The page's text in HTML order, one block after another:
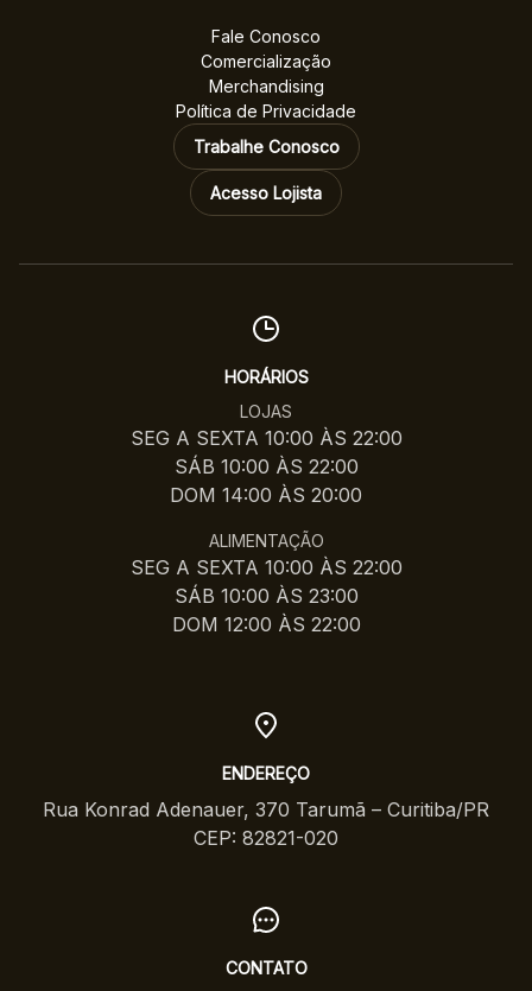
Fale Conosco
Comercialização
Merchandising
Política de Privacidade
Trabalhe Conosco
Acesso Lojista
HORÁRIOS
LOJAS
SEG A SEXTA 10:00 ÀS 22:00
SÁB 10:00 ÀS 22:00
DOM 14:00 ÀS 20:00
ALIMENTAÇÃO
SEG A SEXTA 10:00 ÀS 22:00
SÁB 10:00 ÀS 23:00
DOM 12:00 ÀS 22:00
ENDEREÇO
Rua Konrad Adenauer, 370 Tarumã – Curitiba/PR
CEP: 82821-020
CONTATO